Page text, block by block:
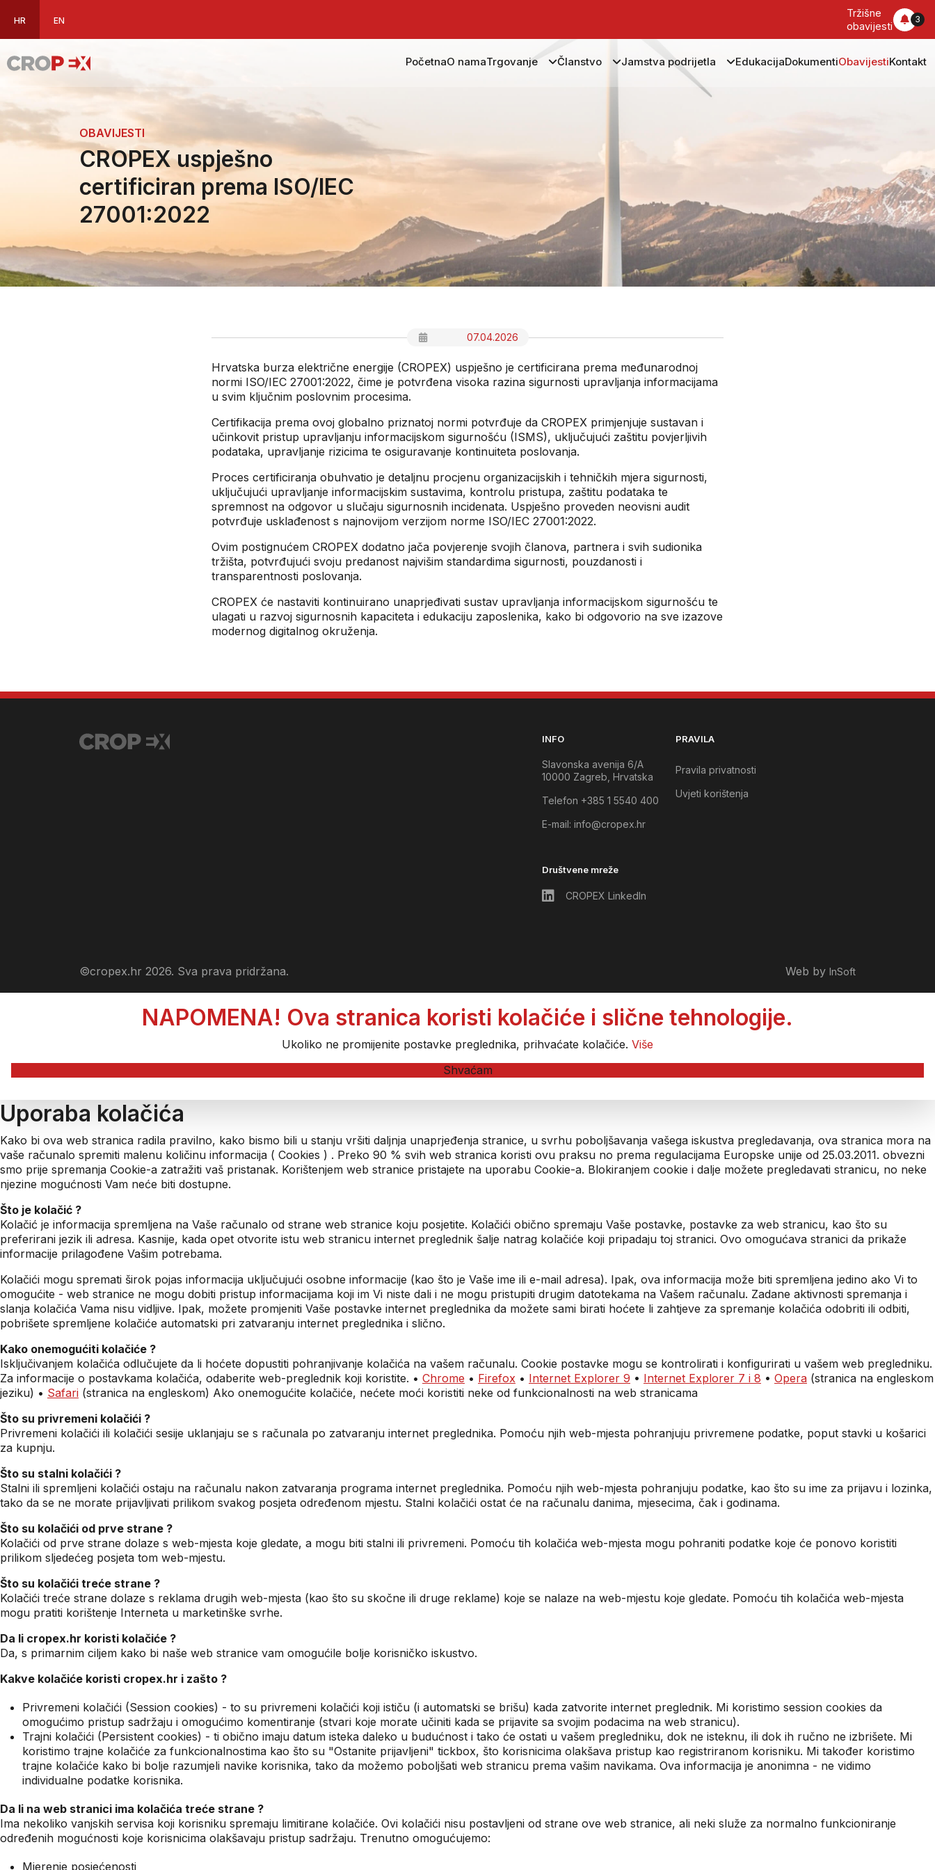
PočetnaO namaTrgovanje Članstvo Jamstva podrijetla EdukacijaDokumentiObavijestiKontakt
3
Tržišne
obavijesti
HR EN
OBAVIJESTI
CROPEX uspješno
certificiran prema ISO/IEC
27001:2022
07.04.2026
Hrvatska burza električne energije (CROPEX) uspješno je certificirana prema međunarodnoj
normi ISO/IEC 27001:2022, čime je potvrđena visoka razina sigurnosti upravljanja informacijama
u svim ključnim poslovnim procesima.
Certifikacija prema ovoj globalno priznatoj normi potvrđuje da CROPEX primjenjuje sustavan i
učinkovit pristup upravljanju informacijskom sigurnošću (ISMS), uključujući zaštitu povjerljivih
podataka, upravljanje rizicima te osiguravanje kontinuiteta poslovanja.
Proces certificiranja obuhvatio je detaljnu procjenu organizacijskih i tehničkih mjera sigurnosti,
uključujući upravljanje informacijskim sustavima, kontrolu pristupa, zaštitu podataka te
spremnost na odgovor u slučaju sigurnosnih incidenata. Uspješno proveden neovisni audit
potvrđuje usklađenost s najnovijom verzijom norme ISO/IEC 27001:2022.
Ovim postignućem CROPEX dodatno jača povjerenje svojih članova, partnera i svih sudionika
tržišta, potvrđujući svoju predanost najvišim standardima sigurnosti, pouzdanosti i
transparentnosti poslovanja.
CROPEX će nastaviti kontinuirano unaprjeđivati sustav upravljanja informacijskom sigurnošću te
ulagati u razvoj sigurnosnih kapaciteta i edukaciju zaposlenika, kako bi odgovorio na sve izazove
modernog digitalnog okruženja.
INFO
Slavonska avenija 6/A
10000 Zagreb, Hrvatska
Telefon +385 1 5540 400
E-mail: info@cropex.hr
PRAVILA
Pravila privatnosti
Uvjeti korištenja
Društvene mreže
CROPEX LinkedIn
©cropex.hr 2026. Sva prava pridržana. Web by InSoft
NAPOMENA! Ova stranica koristi kolačiće i slične tehnologije.
Ukoliko ne promijenite postavke preglednika, prihvaćate kolačiće. Više
Shvaćam
Uporaba kolačića
Kako bi ova web stranica radila pravilno, kako bismo bili u stanju vršiti daljnja unaprjeđenja stranice, u svrhu poboljšavanja vašega iskustva pregledavanja, ova stranica mora na
vaše računalo spremiti malenu količinu informacija ( Cookies ) . Preko 90 % svih web stranica koristi ovu praksu no prema regulacijama Europske unije od 25.03.2011. obvezni
smo prije spremanja Cookie-a zatražiti vaš pristanak. Korištenjem web stranice pristajete na uporabu Cookie-a. Blokiranjem cookie i dalje možete pregledavati stranicu, no neke
njezine mogućnosti Vam neće biti dostupne.
Što je kolačić ?
Kolačić je informacija spremljena na Vaše računalo od strane web stranice koju posjetite. Kolačići obično spremaju Vaše postavke, postavke za web stranicu, kao što su
preferirani jezik ili adresa. Kasnije, kada opet otvorite istu web stranicu internet preglednik šalje natrag kolačiće koji pripadaju toj stranici. Ovo omogućava stranici da prikaže
informacije prilagođene Vašim potrebama.
Kolačići mogu spremati širok pojas informacija uključujući osobne informacije (kao što je Vaše ime ili e-mail adresa). Ipak, ova informacija može biti spremljena jedino ako Vi to
omogućite - web stranice ne mogu dobiti pristup informacijama koji im Vi niste dali i ne mogu pristupiti drugim datotekama na Vašem računalu. Zadane aktivnosti spremanja i
slanja kolačića Vama nisu vidljive. Ipak, možete promjeniti Vaše postavke internet preglednika da možete sami birati hoćete li zahtjeve za spremanje kolačića odobriti ili odbiti,
pobrišete spremljene kolačiće automatski pri zatvaranju internet preglednika i slično.
Kako onemogućiti kolačiće ?
Isključivanjem kolačića odlučujete da li hoćete dopustiti pohranjivanje kolačića na vašem računalu. Cookie postavke mogu se kontrolirati i konfigurirati u vašem web pregledniku.
Za informacije o postavkama kolačića, odaberite web-preglednik koji koristite. • Chrome • Firefox • Internet Explorer 9 • Internet Explorer 7 i 8 • Opera (stranica na engleskom
jeziku) • Safari (stranica na engleskom) Ako onemogućite kolačiće, nećete moći koristiti neke od funkcionalnosti na web stranicama
Što su privremeni kolačići ?
Privremeni kolačići ili kolačići sesije uklanjaju se s računala po zatvaranju internet preglednika. Pomoću njih web-mjesta pohranjuju privremene podatke, poput stavki u košarici
za kupnju.
Što su stalni kolačići ?
Stalni ili spremljeni kolačići ostaju na računalu nakon zatvaranja programa internet preglednika. Pomoću njih web-mjesta pohranjuju podatke, kao što su ime za prijavu i lozinka,
tako da se ne morate prijavljivati prilikom svakog posjeta određenom mjestu. Stalni kolačići ostat će na računalu danima, mjesecima, čak i godinama.
Što su kolačići od prve strane ?
Kolačići od prve strane dolaze s web-mjesta koje gledate, a mogu biti stalni ili privremeni. Pomoću tih kolačića web-mjesta mogu pohraniti podatke koje će ponovo koristiti
prilikom sljedećeg posjeta tom web-mjestu.
Što su kolačići treće strane ?
Kolačići treće strane dolaze s reklama drugih web-mjesta (kao što su skočne ili druge reklame) koje se nalaze na web-mjestu koje gledate. Pomoću tih kolačića web-mjesta
mogu pratiti korištenje Interneta u marketinške svrhe.
Da li cropex.hr koristi kolačiće ?
Da, s primarnim ciljem kako bi naše web stranice vam omogućile bolje korisničko iskustvo.
Kakve kolačiće koristi cropex.hr i zašto ?
Privremeni kolačići (Session cookies) - to su privremeni kolačići koji ističu (i automatski se brišu) kada zatvorite internet preglednik. Mi koristimo session cookies da
omogućimo pristup sadržaju i omogućimo komentiranje (stvari koje morate učiniti kada se prijavite sa svojim podacima na web stranicu).
Trajni kolačići (Persistent cookies) - ti obično imaju datum isteka daleko u budućnost i tako će ostati u vašem pregledniku, dok ne isteknu, ili dok ih ručno ne izbrišete. Mi
koristimo trajne kolačiće za funkcionalnostima kao što su "Ostanite prijavljeni" tickbox, što korisnicima olakšava pristup kao registriranom korisniku. Mi također koristimo
trajne kolačiće kako bi bolje razumjeli navike korisnika, tako da možemo poboljšati web stranicu prema vašim navikama. Ova informacija je anonimna - ne vidimo
individualne podatke korisnika.
Da li na web stranici ima kolačića treće strane ?
Ima nekoliko vanjskih servisa koji korisniku spremaju limitirane kolačiće. Ovi kolačići nisu postavljeni od strane ove web stranice, ali neki služe za normalno funkcioniranje
određenih mogućnosti koje korisnicima olakšavaju pristup sadržaju. Trenutno omogućujemo:
Mjerenje posjećenosti